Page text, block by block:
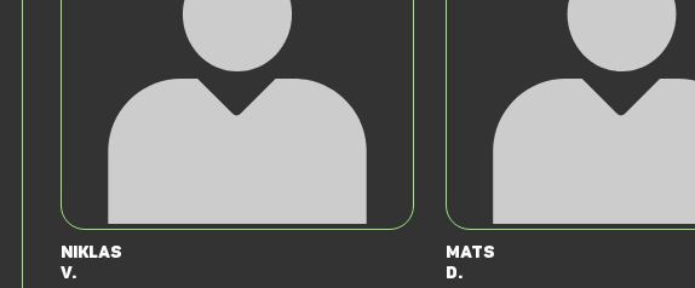
Niklas
V.
Mats
D.